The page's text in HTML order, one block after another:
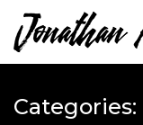
Categories: